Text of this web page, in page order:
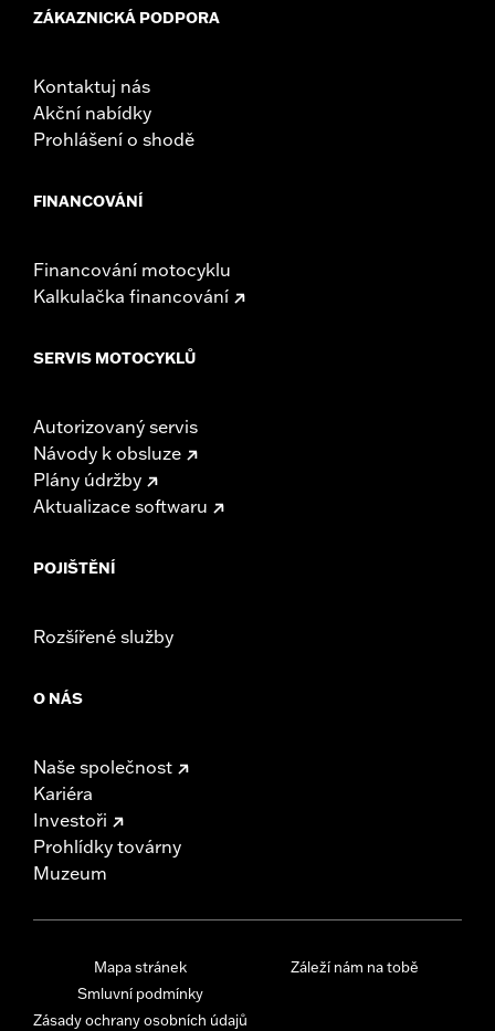
ZÁKAZNICKÁ PODPORA
Kontaktuj nás
Akční nabídky
Prohlášení o shodě
FINANCOVÁNÍ
Financování motocyklu
Kalkulačka financování
SERVIS MOTOCYKLŮ
Autorizovaný servis
Návody k obsluze
Plány údržby
Aktualizace softwaru
POJIŠTĚNÍ
Rozšířené služby
O NÁS
Naše společnost
Kariéra
Investoři
Prohlídky továrny
Muzeum
Mapa stránek
Smluvní podmínky
Zásady ochrany osobních údajů
Záleží nám na tobě